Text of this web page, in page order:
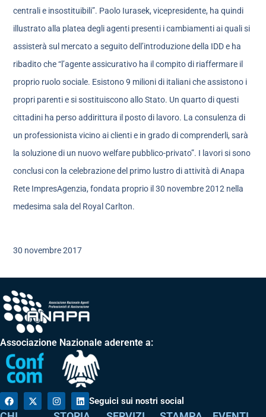
centrali e insostituibili”. Paolo Iurasek, vicepresidente, ha quindi
illustrato alla platea degli agenti presenti i cambiamenti ai quali si
assisterà sul mercato a seguito dell’introduzione della IDD e ha
ribadito che “l’agente assicurativo ha il compito di riaffermare il
proprio ruolo sociale. Esistono 9 milioni di italiani che assistono i
propri parenti e si sostituiscono allo Stato. Un quarto di questi
cittadini ha perso addirittura il posto di lavoro. La consulenza di
un professionista vicino ai clienti e in grado di comprenderli, sarà
la soluzione di un nuovo welfare pubblico-privato”. I lavori si sono
conclusi con la celebrazione del primo lustro di attività di Anapa
Rete ImpresAgenzia, fondata proprio il 30 novembre 2012 nella
medesima sala del Royal Carlton.
30 novembre 2017
Associazione Nazionale aderente a:
Seguici sui nostri social